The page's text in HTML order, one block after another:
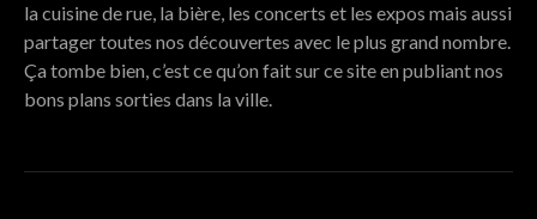
la cuisine de rue, la bière, les concerts et les expos mais aussi
partager toutes nos découvertes avec le plus grand nombre.
Ça tombe bien, c’est ce qu’on fait sur ce site en publiant nos
bons plans sorties dans la ville.